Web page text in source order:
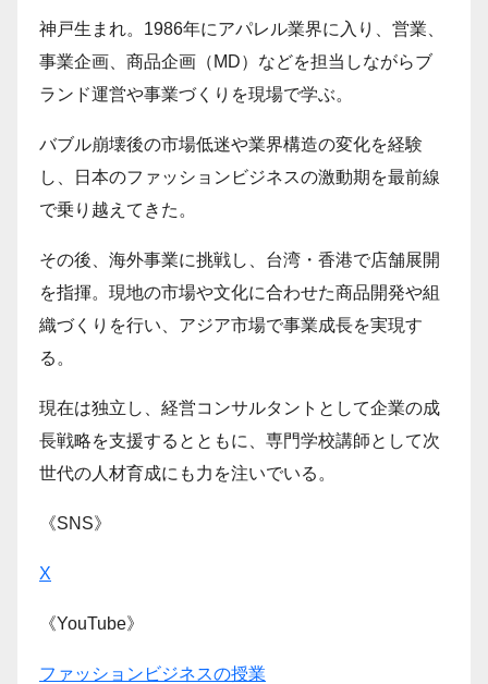
神戸生まれ。1986年にアパレル業界に入り、営業、
事業企画、商品企画（MD）などを担当しながらブ
ランド運営や事業づくりを現場で学ぶ。
バブル崩壊後の市場低迷や業界構造の変化を経験
し、日本のファッションビジネスの激動期を最前線
で乗り越えてきた。
その後、海外事業に挑戦し、台湾・香港で店舗展開
を指揮。現地の市場や文化に合わせた商品開発や組
織づくりを行い、アジア市場で事業成長を実現す
る。
現在は独立し、経営コンサルタントとして企業の成
長戦略を支援するとともに、専門学校講師として次
世代の人材育成にも力を注いでいる。
《SNS》
X
《YouTube》
ファッションビジネスの授業